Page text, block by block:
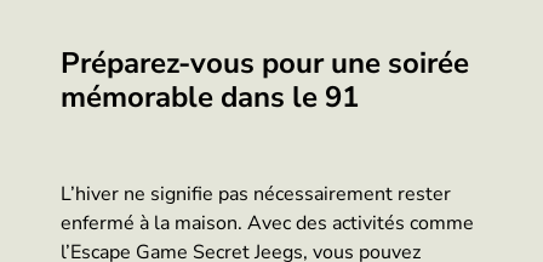
Préparez-vous pour une soirée
mémorable dans le 91
L’hiver ne signifie pas nécessairement rester
enfermé à la maison. Avec des activités comme
l’Escape Game Secret Jeegs, vous pouvez